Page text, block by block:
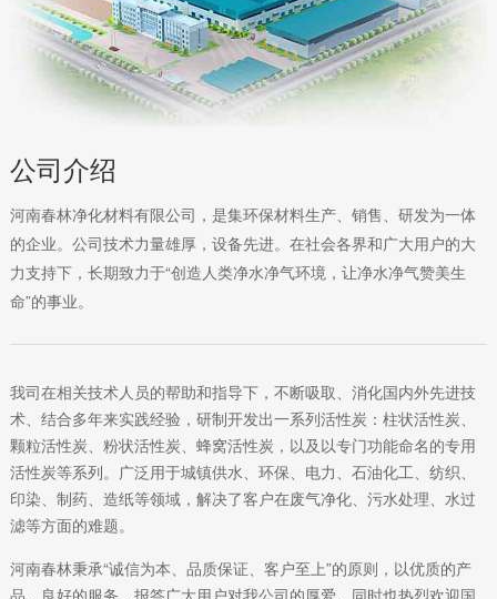
公司介绍
河南春林净化材料有限公司，是集环保材料生产、销售、研发为一体
的企业。公司技术力量雄厚，设备先进。在社会各界和广大用户的大
力支持下，长期致力于“创造人类净水净气环境，让净水净气赞美生
命”的事业。
我司在相关技术人员的帮助和指导下，不断吸取、消化国内外先进技
术、结合多年来实践经验，研制开发出一系列活性炭：柱状活性炭、
颗粒活性炭、粉状活性炭、蜂窝活性炭，以及以专门功能命名的专用
活性炭等系列。广泛用于城镇供水、环保、电力、石油化工、纺织、
印染、制药、造纸等领域，解决了客户在废气净化、污水处理、水过
滤等方面的难题。
河南春林秉承“诚信为本、品质保证、客户至上”的原则，以优质的产
品，良好的服务，报答广大用户对我公司的厚爱。同时也热烈欢迎国